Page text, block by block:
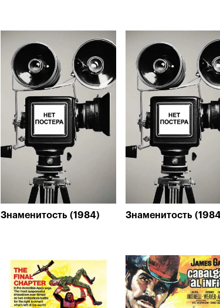
Знаменитость (1984) Знаменитость